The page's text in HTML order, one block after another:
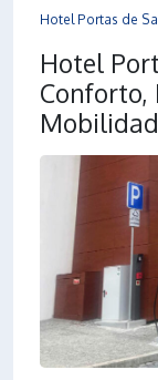
Hotel Portas de
Hotel
Conforto,